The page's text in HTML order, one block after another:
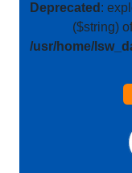
Deprecated :
($string)
/usr/home/